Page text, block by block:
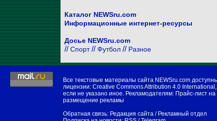
Каталог NEWSru.com
Информационные интернет-ресурсы
Досье NEWSru.com
//Спорт//Футбол // Разное
Все текстовые материалы сайта NEWSru.com
лицензии: Creative Commons Attribution 4.0 International ,
если не указано иное. Рекламодателям: Прайс-лист на
размещение рекламы
Обратная связь: Редакция сайта / Рекламный отдел